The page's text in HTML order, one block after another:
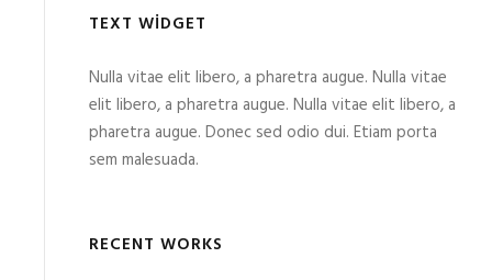
TEXT WIDGET
Nulla vitae elit libero, a pharetra augue. Nulla vitae
elit libero, a pharetra augue. Nulla vitae elit libero, a
pharetra augue. Donec sed odio dui. Etiam porta
sem malesuada.
RECENT WORKS